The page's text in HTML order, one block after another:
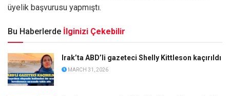
üyelik başvurusu yapmıştı.
Bu Haberlerde İlginizi Çekebilir
Irak’ta ABD’li gazeteci Shelly Kittleson kaçırıldı
MARCH 31, 2026